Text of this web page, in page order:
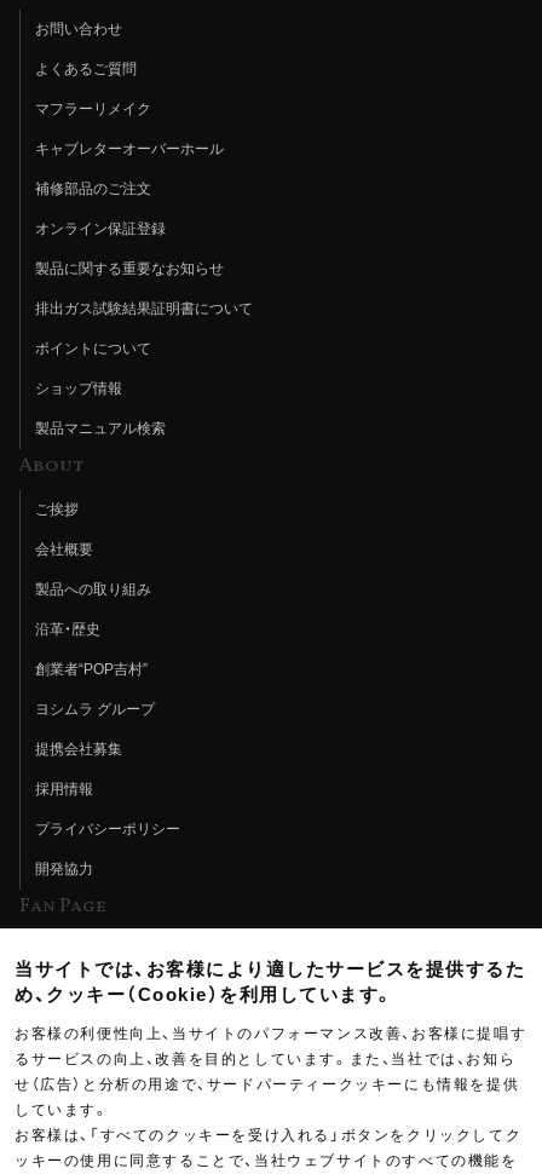
お問い合わせ
よくあるご質問
マフラーリメイク
キャブレターオーバーホール
補修部品のご注文
オンライン保証登録
製品に関する重要なお知らせ
排出ガス試験結果証明書について
ポイントについて
ショップ情報
製品マニュアル検索
About
ご挨拶
会社概要
製品への取り組み
沿革・歴史
創業者“POP吉村”
ヨシムラ グループ
提携会社募集
採用情報
プライバシーポリシー
開発協力
Fan Page
ヨシムラTV
イベント情報
イベントスケジュール
ツーリングブレイクタイム
当サイトでは、お客様により適したサービスを提供するた
め、クッキー（Cookie）を利用しています。
お客様の利便性向上、当サイトのパフォーマンス改善、お客様に提唱す
るサービスの向上、改善を目的としています。また、当社では、お知ら
せ（広告）と分析の用途で、サードパーティークッキーにも情報を提供
しています。
お客様は、「すべてのクッキーを受け入れる」ボタンをクリックしてク
ッキーの使用に同意することで、当社ウェブサイトのすべての機能を